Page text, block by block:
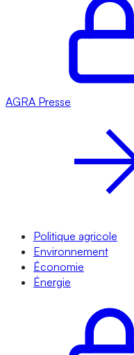
AGRA Presse
Politique agricole
Environnement
Économie
Énergie